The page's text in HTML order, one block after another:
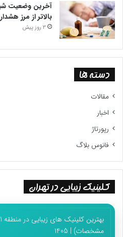
بالاتر از مرز هشدار
3 روز پیش
دسته ها
مقالات
اخبار
رپورتاژ
فانوس بلاگ
کلینیک زیبایی در تهران
مشخصات) | 1405